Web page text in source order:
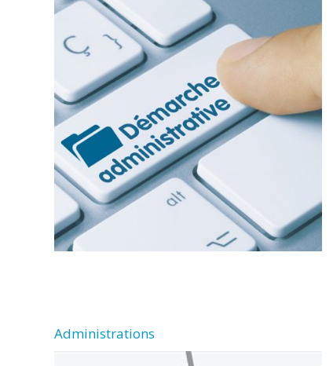
Administrations